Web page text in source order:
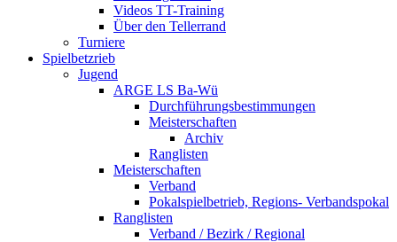
Videos TT-Training
Über den Tellerrand
Turniere
Spielbetzrieb
Jugend
ARGE LS Ba-Wü
Durchführungsbestimmungen
Meisterschaften
Archiv
Ranglisten
Meisterschaften
Verband
Pokalspielbetrieb, Regions- Verbandspokal
Ranglisten
Verband / Bezirk / Regional